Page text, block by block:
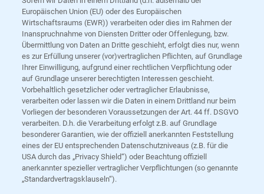
Europäischen Union (EU) oder des Europäischen
Wirtschaftsraums (EWR)) verarbeiten oder dies im Rahmen der
Inanspruchnahme von Diensten Dritter oder Offenlegung, bzw.
Übermittlung von Daten an Dritte geschieht, erfolgt dies nur, wenn
es zur Erfüllung unserer (vor)vertraglichen Pflichten, auf Grundlage
Ihrer Einwilligung, aufgrund einer rechtlichen Verpflichtung oder
auf Grundlage unserer berechtigten Interessen geschieht.
Vorbehaltlich gesetzlicher oder vertraglicher Erlaubnisse,
verarbeiten oder lassen wir die Daten in einem Drittland nur beim
Vorliegen der besonderen Voraussetzungen der Art. 44 ff. DSGVO
verarbeiten. D.h. die Verarbeitung erfolgt z.B. auf Grundlage
besonderer Garantien, wie der offiziell anerkannten Feststellung
eines der EU entsprechenden Datenschutzniveaus (z.B. für die
USA durch das „Privacy Shield“) oder Beachtung offiziell
anerkannter spezieller vertraglicher Verpflichtungen (so genannte
„Standardvertragsklauseln“).